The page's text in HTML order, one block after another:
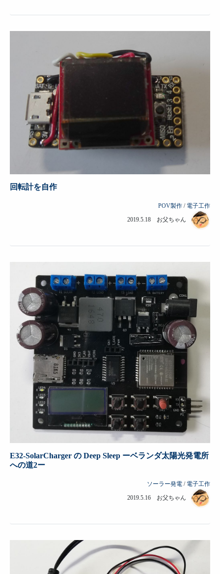
回転計を自作
POV製作 / 電子工作
2019.5.18 お父ちゃん
E32-SolarCharger の Deep Sleep ーベランダ太陽光発電所
への道2ー
ソーラー発電 / 電子工作
2019.5.16 お父ちゃん